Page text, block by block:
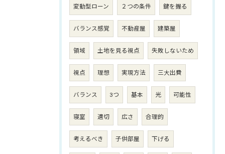
変動型ローン ２つの条件 鍵を握る
バランス感覚 不動産屋 建築屋
領域 土地を見る視点 失敗しないため
視点 理想 実現方法 三大出費
バランス 3つ 基本 光 可能性
寝室 適切 広さ 合理的
考えるべき 子供部屋 下げる